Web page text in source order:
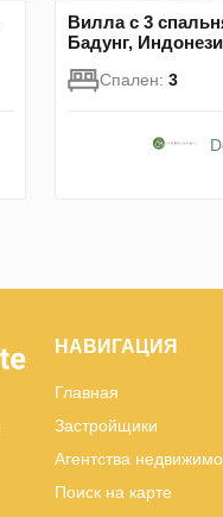
Вилла с 3
Бадунг,
Спален: 3
НАВИГАЦИЯ
Главная
Застройщики
Агентства
Поиск на карте